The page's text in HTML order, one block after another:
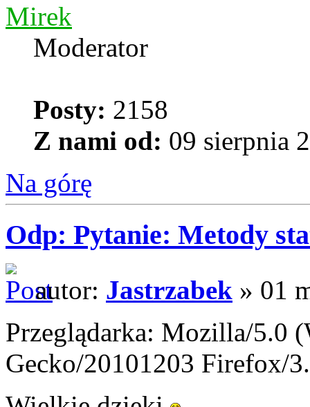
Mirek
Moderator
Posty: 2158
Z nami od: 09 sierpnia
Na górę
Odp: Pytanie: Metody
autor: Jastrzabek » 01
Przeglądarka: Mozilla/5.0
Gecko/20101203 Firefox/